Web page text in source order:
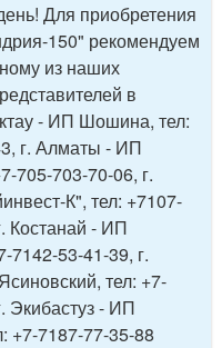
Для приобретения
150" рекомендуем
из наших
в
- ИП Шошина, тел:
г. Алматы - ИП
705-703-70-06, г.
К", тел: +7107-
Костанай - ИП
7142-53-41-39, г.
тел: +7-
Экибастуз - ИП
+7-7187-77-35-88